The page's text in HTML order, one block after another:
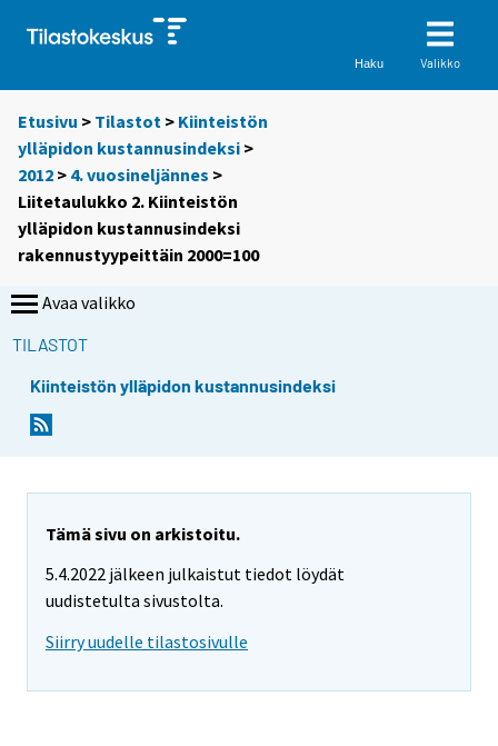
Haku Valikko
Etusivu > Tilastot > Kiinteistön
ylläpidon kustannusindeksi >
2012 > 4. vuosineljännes >
Liitetaulukko 2. Kiinteistön
ylläpidon kustannusindeksi
rakennustyypeittäin 2000=100
Avaa valikko
TILASTOT
Kiinteistön ylläpidon kustannusindeksi
Tämä sivu on arkistoitu.
5.4.2022 jälkeen julkaistut tiedot löydät
uudistetulta sivustolta.
Siirry uudelle tilastosivulle